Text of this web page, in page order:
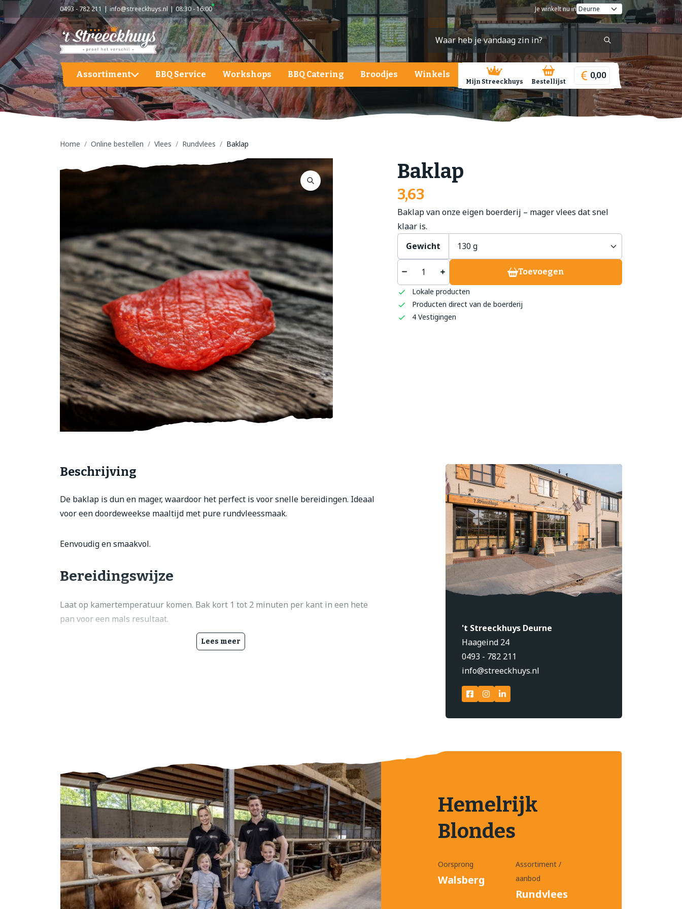
0493 - 782 211 info@streeckhuys.nl 08:30 - 16:00 Je winkelt nu in
Assortiment
Aardappelen, groente en fruit
Hapjes / Tapas
Kaas
Vleeswaren
Gourmet
Zuivel
Brood
Aardappelen, groente en fruit
Groenten
't Streeckhuys Deurne
0493 - 782 211
info@streeckhuys.nl
BBQ Service Workshops BBQ Catering Broodjes Winkels
Mijn Streeckhuys Bestellijst
0,00
Home Online bestellen Vlees Rundvlees Baklap
Baklap
3,63
Baklap van onze eigen boerderij – mager vlees dat snel
klaar is.
Gewicht
Toevoegen
Lokale producten
Producten direct van de boerderij
4 Vestigingen
Beschrijving
De baklap is dun en mager, waardoor het perfect is voor snelle bereidingen. Ideaal
voor een doordeweekse maaltijd met pure rundvleessmaak.
Eenvoudig en smaakvol.
Bereidingswijze
Laat op kamertemperatuur komen. Bak kort 1 tot 2 minuten per kant in een hete
pan voor een mals resultaat.
Lees meer
't Streeckhuys Deurne
Haageind 24
0493 - 782 211
info@streeckhuys.nl
Hemelrijk
Blondes
Oorsprong
Walsberg
Assortiment /
aanbod
Rundvlees